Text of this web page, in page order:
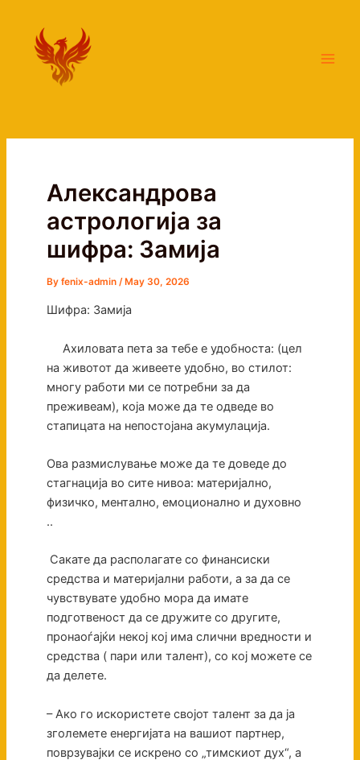
content
Александрова
астрологија за
шифра: Замија
By fenix-admin /May 30, 2026
Шифра: Замија
Ахиловата пета за тебе е удобноста: (цел
на животот да живеете удобно, во стилот:
многу работи ми се потребни за да
преживеам), која може да те одведе во
стапицата на непостојана акумулација.
Ова размислување може да те доведе до
стагнација во сите нивоа: материјално,
физичко, ментално, емоционално и духовно
..
Сакате да располагате со финансиски
средства и материјални работи, а за да се
чувствувате удобно мора да имате
подготвеност да се дружите со другите,
пронаоѓајќи некој кој има слични вредности и
средства ( пари или талент), со кој можете се
да делете.
– Ако го искористете својот талент за да ја
зголемете енергијата на вашиот партнер,
поврзувајки се искрено со „тимскиот дух“, а